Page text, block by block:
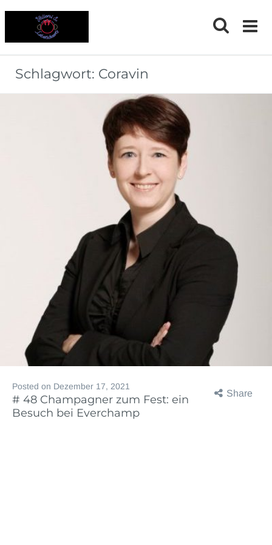
Schlagwort: Coravin
Share
Posted on Dezember 17, 2021
# 48 Champagner zum Fest: ein
Besuch bei Everchamp